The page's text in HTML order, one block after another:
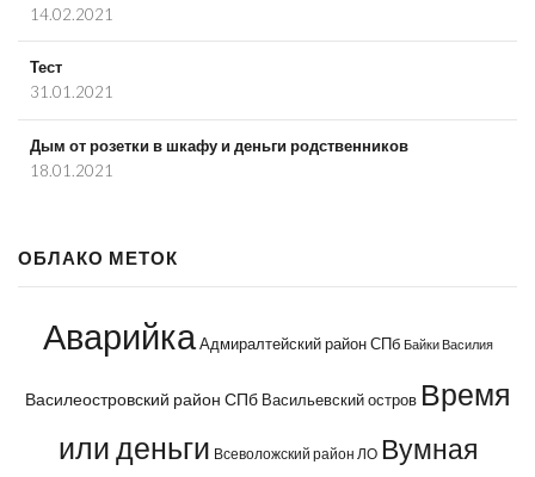
14.02.2021
Тест
31.01.2021
Дым от розетки в шкафу и деньги родственников
18.01.2021
ОБЛАКО МЕТОК
Аварийка Адмиралтейский район СПб Байки Василия
Василеостровский район СПб Васильевский остров Время
или деньги Всеволожский район ЛО Вумная